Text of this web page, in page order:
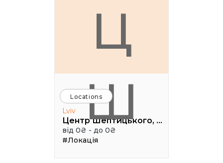
Ц
Ш
Locations
Lviv
Центр Шептицького, 1 поверх, паркова аудиторія
від 0₴ - до 0₴
#Локація